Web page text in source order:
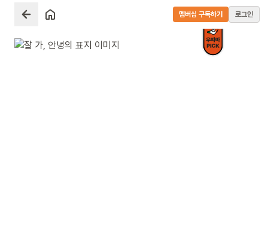
멤버십 구독하기 로그인